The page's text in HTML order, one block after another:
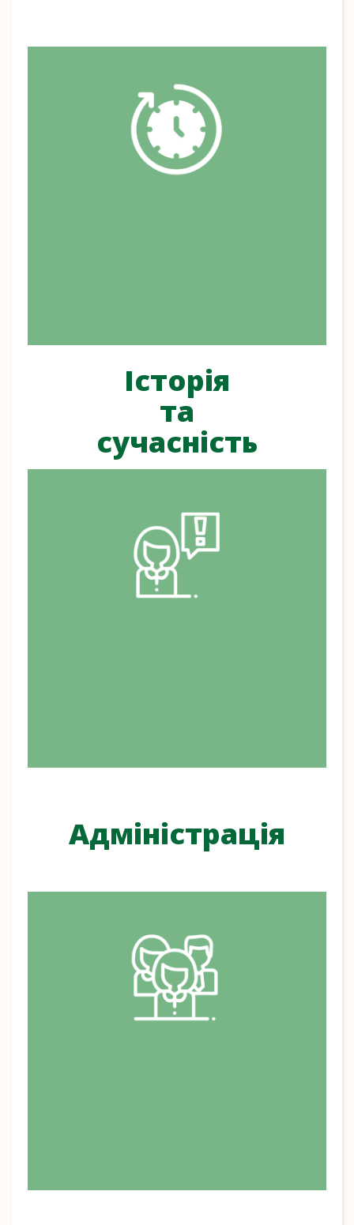
Історія
та
сучасність
Адміністрація